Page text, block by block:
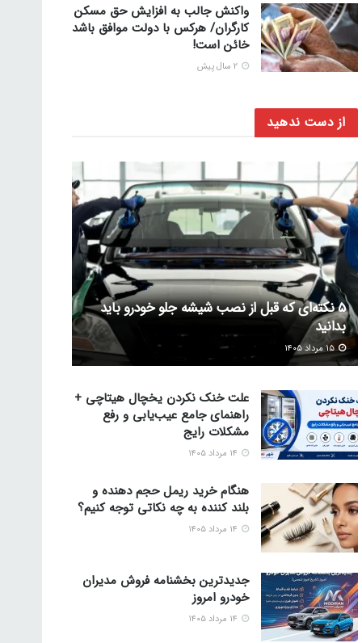
واکنش جالب به افزایش حق مسکن
کارگران/ هرکس با دولت موافق باشد
خائن است!
2 سال پیش
از دست ندهید
5 نکته‌ای که قبل از نصب شیشه جلو خودرو باید
بدانید
۱۵ مرداد ۱۴۰۵
علت خنک نکردن یخچال هیتاچی +
راهنمای جامع عیب‌یابی و رفع
مشکلات رایج
هنگام خرید ریمل حجم دهنده و
بلند کننده به چه نکاتی توجه کنیم؟
جدیدترین بخشنامه فروش مدیران
خودرو امروز